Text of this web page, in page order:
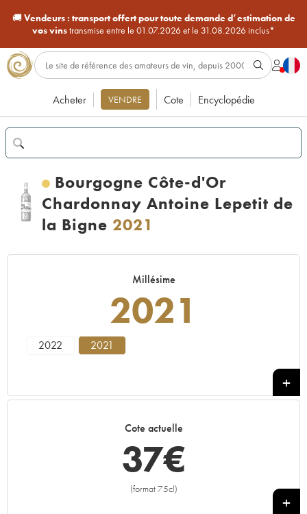
🚚Vendeurs : transport offert pour toute demande d’estimation de
vos vinstransmise entre le 01.07.2026 et le 31.08.2026 inclus*
Acheter VENDRE Cote Encyclopédie
Bourgogne Côte-d'Or
Chardonnay Antoine Lepetit de
la Bigne 2021
Millésime
2021
2022 2021
Cote actuelle
37€
(format 75cl)
+